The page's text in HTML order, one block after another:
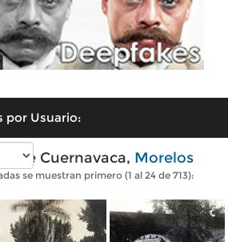
por Usuario:
de Cuernavaca, Morelos
se muestran primero (1 al 24 de 713):